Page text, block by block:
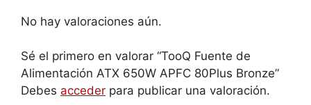
No hay valoraciones aún.
Sé el primero en valorar “TooQ Fuente de
Alimentación ATX 650W APFC 80Plus Bronze”
Debes acceder para publicar una valoración.